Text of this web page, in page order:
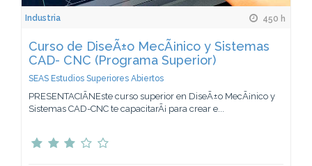
Industria 450 h
Curso de DiseÃ±o MecÃ¡nico y Sistemas
CAD- CNC (Programa Superior)
SEAS Estudios Superiores Abiertos
PRESENTACIÃNEste curso superior en DiseÃ±o MecÃ¡nico y
Sistemas CAD-CNC te capacitarÃ¡ para crear e...